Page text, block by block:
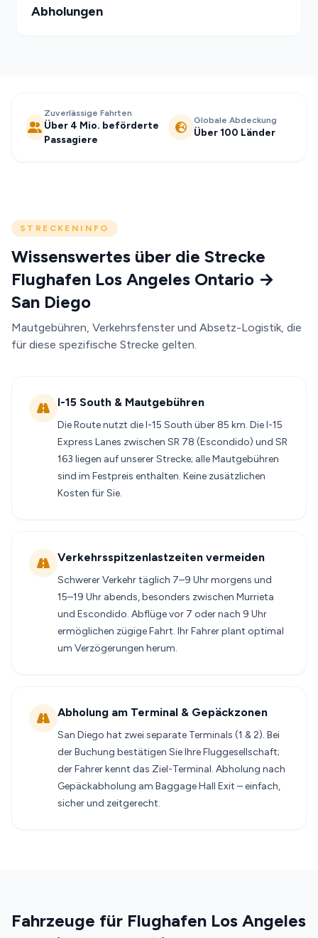
Abholungen
Zuverlässige Fahrten
Über 4 Mio. beförderte
Passagiere
Globale Abdeckung
Über 100 Länder
STRECKENINFO
Wissenswertes über die Strecke
Flughafen Los Angeles Ontario →
San Diego
Mautgebühren, Verkehrsfenster und Absetz-Logistik, die
für diese spezifische Strecke gelten.
I-15 South & Mautgebühren
Die Route nutzt die I-15 South über 85 km. Die I-15
Express Lanes zwischen SR 78 (Escondido) und SR
163 liegen auf unserer Strecke; alle Mautgebühren
sind im Festpreis enthalten. Keine zusätzlichen
Kosten für Sie.
Verkehrsspitzenlastzeiten vermeiden
Schwerer Verkehr täglich 7–9 Uhr morgens und
15–19 Uhr abends, besonders zwischen Murrieta
und Escondido. Abflüge vor 7 oder nach 9 Uhr
ermöglichen zügige Fahrt. Ihr Fahrer plant optimal
um Verzögerungen herum.
Abholung am Terminal & Gepäckzonen
San Diego hat zwei separate Terminals (1 & 2). Bei
der Buchung bestätigen Sie Ihre Fluggesellschaft;
der Fahrer kennt das Ziel-Terminal. Abholung nach
Gepäckabholung am Baggage Hall Exit – einfach,
sicher und zeitgerecht.
Fahrzeuge für Flughafen Los Angeles